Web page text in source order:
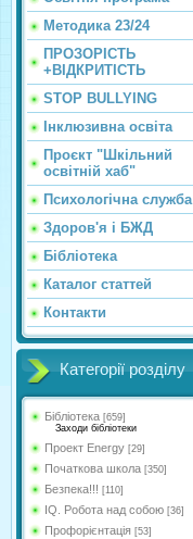
Методика 23/24
ПРОЗОРІСТЬ
+ВІДКРИТІСТЬ
STOP BULLYING
Інклюзивна освіта
Проєкт "Шкільний
освітній хаб"
Психологічна служба
Здоров'я і БЖД
Бібліотека
Каталог статтей
Контакти
Категорії розділу
Бібліотека [659]
Заходи бібліотеки
Проект Energy [29]
Початкова школа [350]
Безпека!!! [110]
IQ. Робота над собою [36]
Профорієнтація [53]